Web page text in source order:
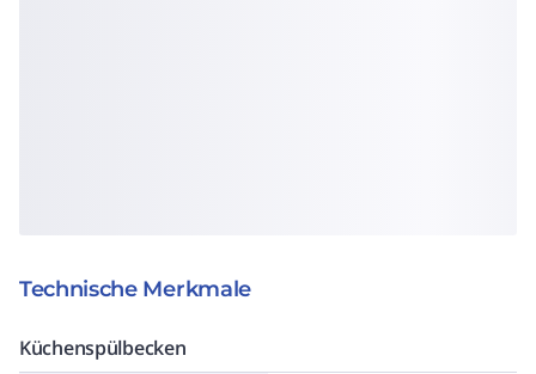
Technische Merkmale
Küchenspülbecken